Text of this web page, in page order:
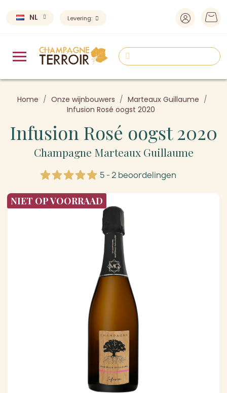
NL Levering:
Home Onze wijnbouwers
Marteaux Guillaume
Infusion Rosé oogst 2020
Infusion Rosé oogst 2020
Champagne Marteaux Guillaume
5 - 2 beoordelingen
NIET OP VOORRAAD